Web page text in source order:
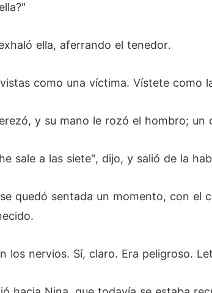
ella, aferrando el tenedor.
como una víctima. Vístete como
y su mano le rozó el hombro;
sale a las siete", dijo, y salió de la
quedó sentada un momento, con el
los nervios. Sí, claro. Era peligroso.